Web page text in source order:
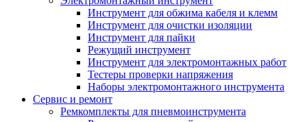
Инструмент для обжима кабеля и клемм
Инструмент для очистки изоляции
Инструмент для пайки
Режущий инструмент
Инструмент для электромонтажных работ
Тестеры проверки напряжения
Наборы электромонтажного инструмента
Сервис и ремонт
Ремкомплекты для пневмоинструмента